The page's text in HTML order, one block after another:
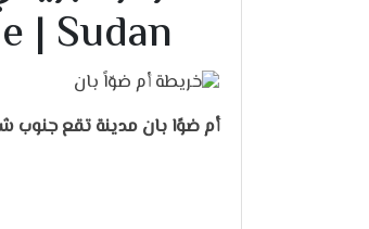
| Sudan
أم ضوًا بان مدينة تقع جنوب